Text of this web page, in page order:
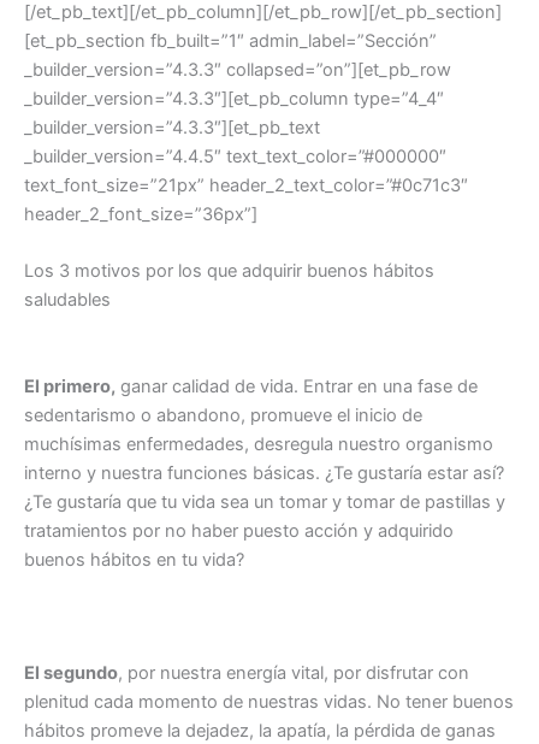
[/et_pb_text][/et_pb_column][/et_pb_row][/et_pb_section]
[et_pb_section fb_built=”1″ admin_label=”Sección”
_builder_version=”4.3.3″ collapsed=”on”][et_pb_row
_builder_version=”4.3.3″][et_pb_column type=”4_4″
_builder_version=”4.3.3″][et_pb_text
_builder_version=”4.4.5″ text_text_color=”#000000″
text_font_size=”21px” header_2_text_color=”#0c71c3″
header_2_font_size=”36px”]
Los 3 motivos por los que adquirir buenos hábitos
saludables
El primero, ganar calidad de vida. Entrar en una fase de
sedentarismo o abandono, promueve el inicio de
muchísimas enfermedades, desregula nuestro organismo
interno y nuestra funciones básicas. ¿Te gustaría estar así?
¿Te gustaría que tu vida sea un tomar y tomar de pastillas y
tratamientos por no haber puesto acción y adquirido
buenos hábitos en tu vida?
El segundo, por nuestra energía vital, por disfrutar con
plenitud cada momento de nuestras vidas. No tener buenos
hábitos promeve la dejadez, la apatía, la pérdida de ganas